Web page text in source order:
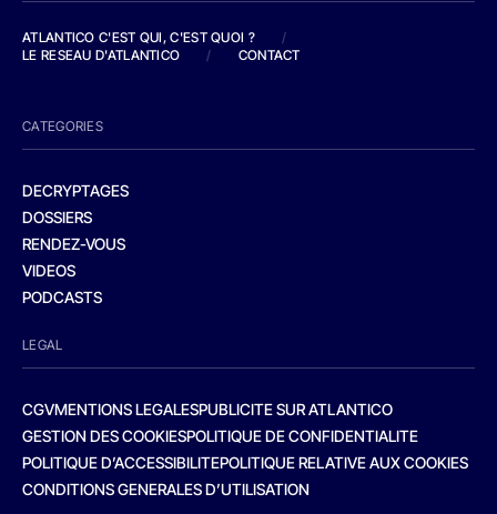
ATLANTICO C'EST QUI, C'EST QUOI ?
/
LE RESEAU D'ATLANTICO
/ CONTACT
CATEGORIES
DECRYPTAGES
DOSSIERS
RENDEZ-VOUS
VIDEOS
PODCASTS
LEGAL
CGVMENTIONS LEGALESPUBLICITE SUR ATLANTICO
GESTION DES COOKIESPOLITIQUE DE CONFIDENTIALITE
POLITIQUE D’ACCESSIBILITEPOLITIQUE RELATIVE AUX COOKIES
CONDITIONS GENERALES D’UTILISATION